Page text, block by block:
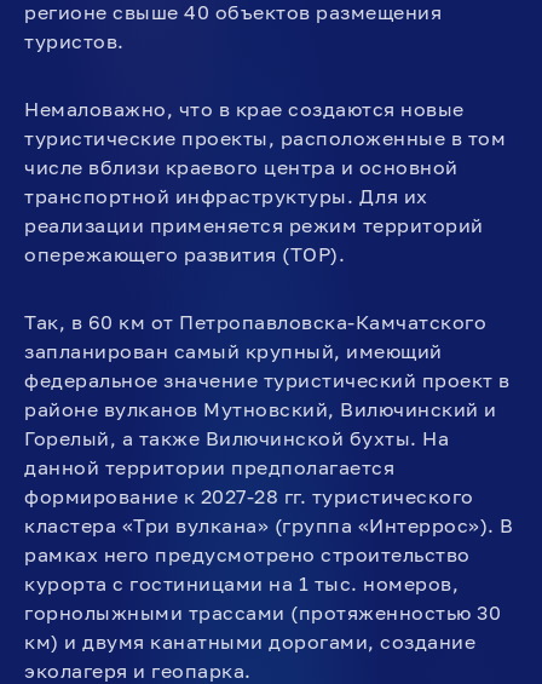
регионе свыше 40 объектов размещения
туристов.
Немаловажно, что в крае создаются новые
туристические проекты, расположенные в том
числе вблизи краевого центра и основной
транспортной инфраструктуры. Для их
реализации применяется режим территорий
опережающего развития (ТОР).
Так, в 60 км от Петропавловска-Камчатского
запланирован самый крупный, имеющий
федеральное значение туристический проект в
районе вулканов Мутновский, Вилючинский и
Горелый, а также Вилючинской бухты. На
данной территории предполагается
формирование к 2027-28 гг. туристического
кластера «Три вулкана» (группа «Интеррос»). В
рамках него предусмотрено строительство
курорта с гостиницами на 1 тыс. номеров,
горнолыжными трассами (протяженностью 30
км) и двумя канатными дорогами, создание
эколагеря и геопарка.